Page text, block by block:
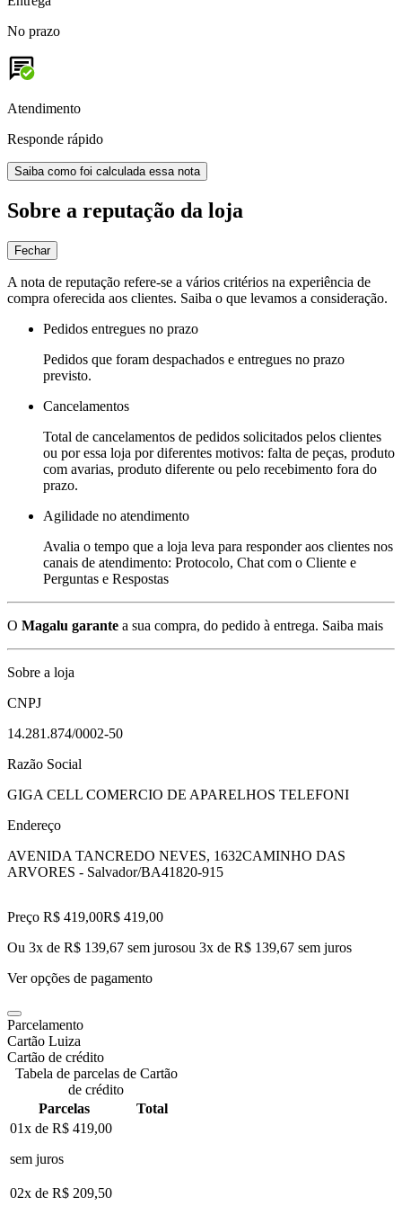
No prazo
Atendimento
Responde rápido
Saiba como foi calculada essa nota
Sobre a reputação da loja
Fechar
A nota de reputação refere-se a vários critérios na experiência de
compra oferecida aos clientes. Saiba o que levamos a consideração.
Pedidos entregues no prazo
Pedidos que foram despachados e entregues no prazo
previsto.
Cancelamentos
Total de cancelamentos de pedidos solicitados pelos clientes
ou por essa loja por diferentes motivos: falta de peças, produto
com avarias, produto diferente ou pelo recebimento fora do
prazo.
Agilidade no atendimento
Avalia o tempo que a loja leva para responder aos clientes nos
canais de atendimento: Protocolo, Chat com o Cliente e
Perguntas e Respostas
O Magalu garante a sua compra, do pedido à entrega. Saiba mais
Sobre a loja
CNPJ
14.281.874/0002-50
Razão Social
GIGA CELL COMERCIO DE APARELHOS TELEFONI
Endereço
AVENIDA TANCREDO NEVES, 1632CAMINHO DAS
ARVORES - Salvador/BA41820-915
Preço R$ 419,00R$ 419,00
Ou 3x de R$ 139,67 sem jurosou 3x de R$ 139,67 sem juros
Ver opções de pagamento
Parcelamento
Cartão Luiza
Cartão de crédito
Tabela de parcelas de Cartão
de crédito
Parcelas
Total
01x de R$ 419,00
sem juros
02x de R$ 209,50